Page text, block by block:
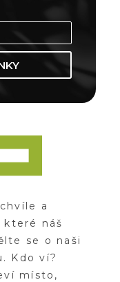
a
náš
se o naši
Kdo ví?
místo,